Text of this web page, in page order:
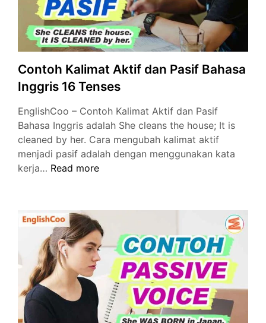
Contoh Kalimat Aktif dan Pasif Bahasa
Inggris 16 Tenses
EnglishCoo – Contoh Kalimat Aktif dan Pasif
Bahasa Inggris adalah She cleans the house; It is
cleaned by her. Cara mengubah kalimat aktif
menjadi pasif adalah dengan menggunakan kata
kerja… Contoh
Pasif
Bahasa
Inggris
16
Tenses
Read more